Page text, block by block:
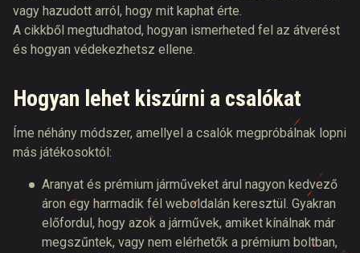
vagy hazudott arról, hogy mit kaphat érte.
A cikkből megtudhatod, hogyan ismerheted fel az átverést
és hogyan védekezhetsz ellene.
Hogyan lehet kiszúrni a csalókat
Íme néhány módszer, amellyel a csalók megpróbálnak lopni
más játékosoktól:
Aranyat és prémium járműveket árul nagyon kedvező
áron egy harmadik fél weboldalán keresztül. Gyakran
előfordul, hogy azok a járművek, amiket kínálnak már
megszűntek, vagy nem elérhetők a prémium boltban,